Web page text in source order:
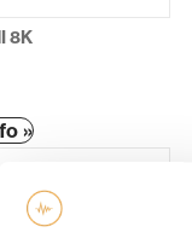
produktsidan
8K
»Den
här
har